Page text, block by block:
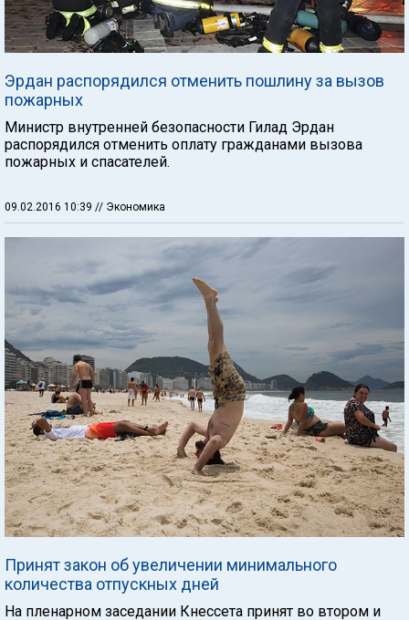
Эрдан распорядился отменить пошлину за вызов
пожарных
Министр внутренней безопасности Гилад Эрдан
распорядился отменить оплату гражданами вызова
пожарных и спасателей.
09.02.2016 10:39 // Экономика
Принят закон об увеличении минимального
количества отпускных дней
На пленарном заседании Кнессета принят во втором и